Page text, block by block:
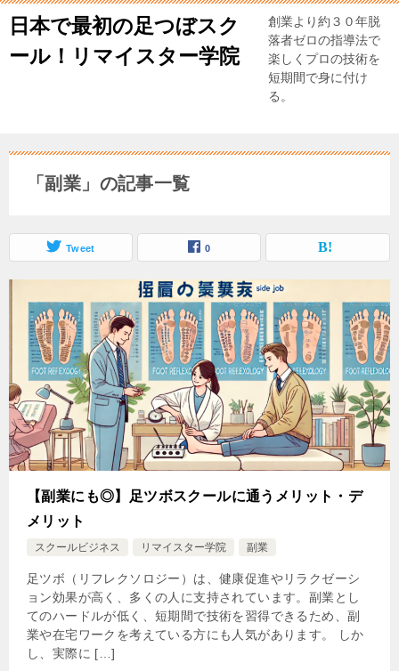
日本で最初の足つぼスク
ール！リマイスター学院
創業より約３０年脱
落者ゼロの指導法で
楽しくプロの技術を
短期間で身に付け
る。
「副業」の記事一覧
Tweet 0
【副業にも◎】足ツボスクールに通うメリット・デ
メリット
スクールビジネス リマイスター学院 副業
足ツボ（リフレクソロジー）は、健康促進やリラクゼーシ
ョン効果が高く、多くの人に支持されています。副業とし
てのハードルが低く、短期間で技術を習得できるため、副
業や在宅ワークを考えている方にも人気があります。 しか
し、実際に […]